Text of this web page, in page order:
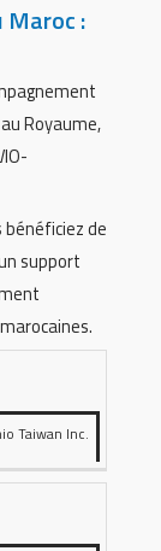
:
Royaume,
bénéficiez de
support
Taiwan Inc.